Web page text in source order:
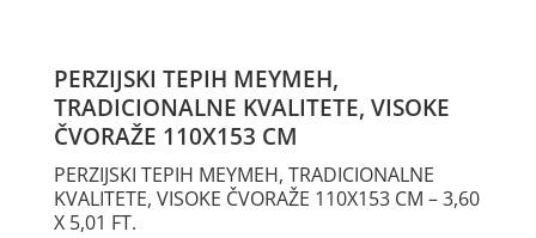
PERZIJSKI TEPIH MEYMEH,
TRADICIONALNE KVALITETE, VISOKE
ČVORAŽE 110X153 CM
PERZIJSKI TEPIH MEYMEH, TRADICIONALNE
KVALITETE, VISOKE ČVORAŽE 110X153 CM – 3,60
X 5,01 FT.